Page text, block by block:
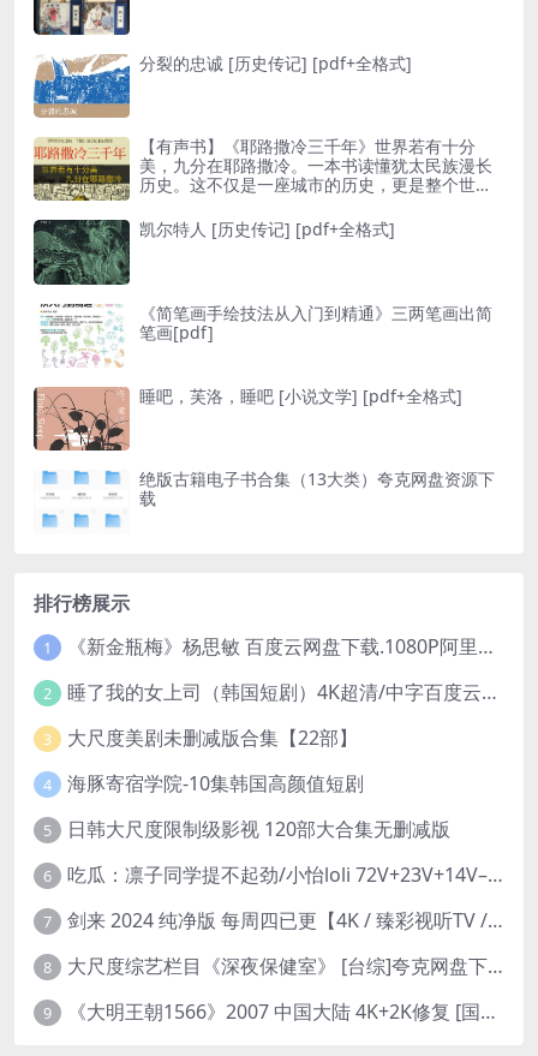
分裂的忠诚 [ 历史传记] [pdf+全格式]
【有声书】《耶路撒冷三千年》世界若有十分
美，九分在耶路撒冷。一本书读懂犹太民族漫长
历史。这不仅是一座城市的历史，更是整个世界
凯尔特人 [ 历史传记] [pdf+全格式]
《简笔画手绘技法从入门到精通》三两笔画出简
笔画[pdf]
睡吧，芙洛，睡吧 [ 小说文学] [pdf+全格式]
绝版古籍电子书合集（13大类）夸克网盘资源下
载
排行榜展示
1 《新金瓶梅》杨思敏 百度云网盘下载.1080P阿里下载.国语中字.(1996)
2 睡了我的女上司（韩国短剧）4K超清/中字百度云网盘下载
3 大尺度美剧未删减版合集【22部】
4 海豚寄宿学院-10集韩国高颜值短剧
5 日韩大尺度限制级影视 120部大合集无删减版
6 吃瓜：凛子同学提不起劲/小怡loli 72V+23V+14V–24.02GB】
7 剑来 2024 纯净版 每周四已更【4K / 臻彩视听TV / 杜比音】附电子书百度网盘下载
8 大尺度综艺栏目《深夜保健室》 [台综]夸克网盘下载
9 《大明王朝1566》2007 中国大陆 4K+2K修复 [国语 46集 192G]